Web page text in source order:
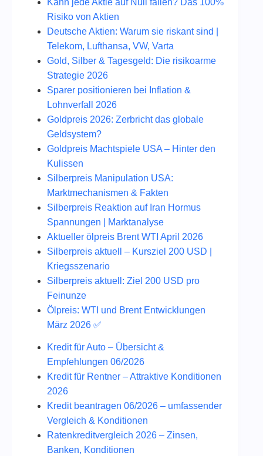
Kann jede Aktie auf Null fallen? Das 100%
Risiko von Aktien
Deutsche Aktien: Warum sie riskant sind |
Telekom, Lufthansa, VW, Varta
Gold, Silber & Tagesgeld: Die risikoarme
Strategie 2026
Sparer positionieren bei Inflation &
Lohnverfall 2026
Goldpreis 2026: Zerbricht das globale
Geldsystem?
Goldpreis Machtspiele USA – Hinter den
Kulissen
Silberpreis Manipulation USA:
Marktmechanismen & Fakten
Silberpreis Reaktion auf Iran Hormus
Spannungen | Marktanalyse
Aktueller ölpreis Brent WTI April 2026
Silberpreis aktuell – Kursziel 200 USD |
Kriegsszenario
Silberpreis aktuell: Ziel 200 USD pro
Feinunze
Ölpreis: WTI und Brent Entwicklungen
März 2026 ✅
Kredit für Auto – Übersicht &
Empfehlungen 06/2026
Kredit für Rentner – Attraktive Konditionen
2026
Kredit beantragen 06/2026 – umfassender
Vergleich & Konditionen
Ratenkreditvergleich 2026 – Zinsen,
Banken, Konditionen